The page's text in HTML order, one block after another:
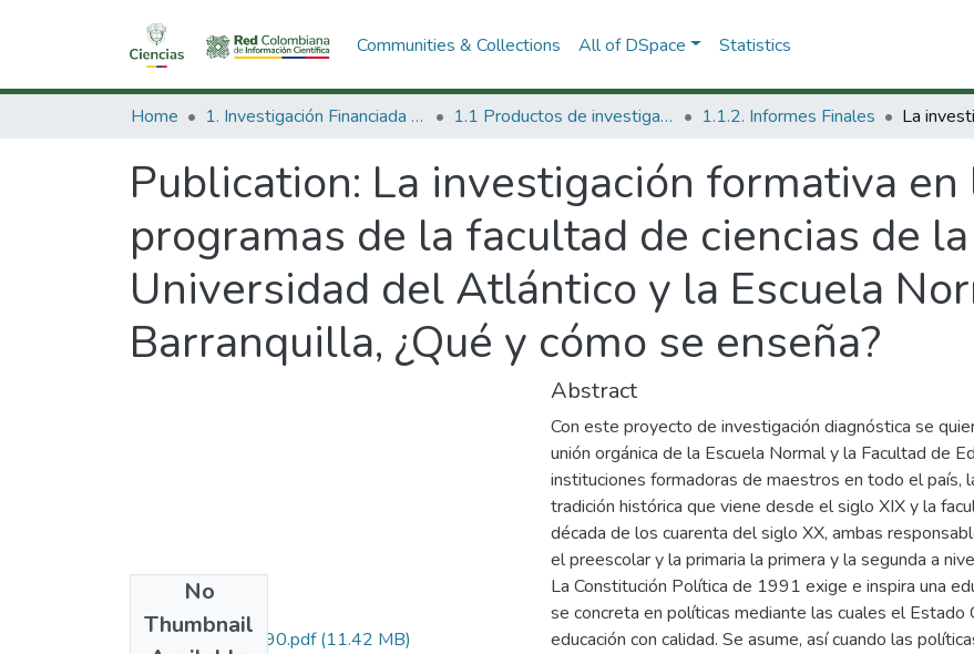
Communities & Collections All of DSpace Statistics
Home 1. Investigación Financiada con Recursos Públicos 1.1 Productos de investigación 1.1.2. Informes Finales
Publication: La investigación formativa
programas de la facultad de ciencias de
Universidad del Atlántico y la Escuela
Barranquilla, ¿Qué y cómo se enseña?
No
Thumbnail
1116-11-14490.pdf(11.42 MB)
Abstract
Con este proyecto de investigación diagnóstica se
unión orgánica de la Escuela Normal y la Facultad de
instituciones formadoras de maestros en todo el país,
tradición histórica que viene desde el siglo XIX y la
década de los cuarenta del siglo XX, ambas
el preescolar y la primaria la primera y la segunda a
La Constitución Política de 1991 exige e inspira una
se concreta en políticas mediante las cuales el Estado
educación con calidad. Se asume, así cuando las